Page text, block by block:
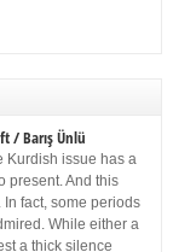
/ Barış Ünlü
Kurdish issue has a
present. And this
fact, some periods
While either a
a thick silence